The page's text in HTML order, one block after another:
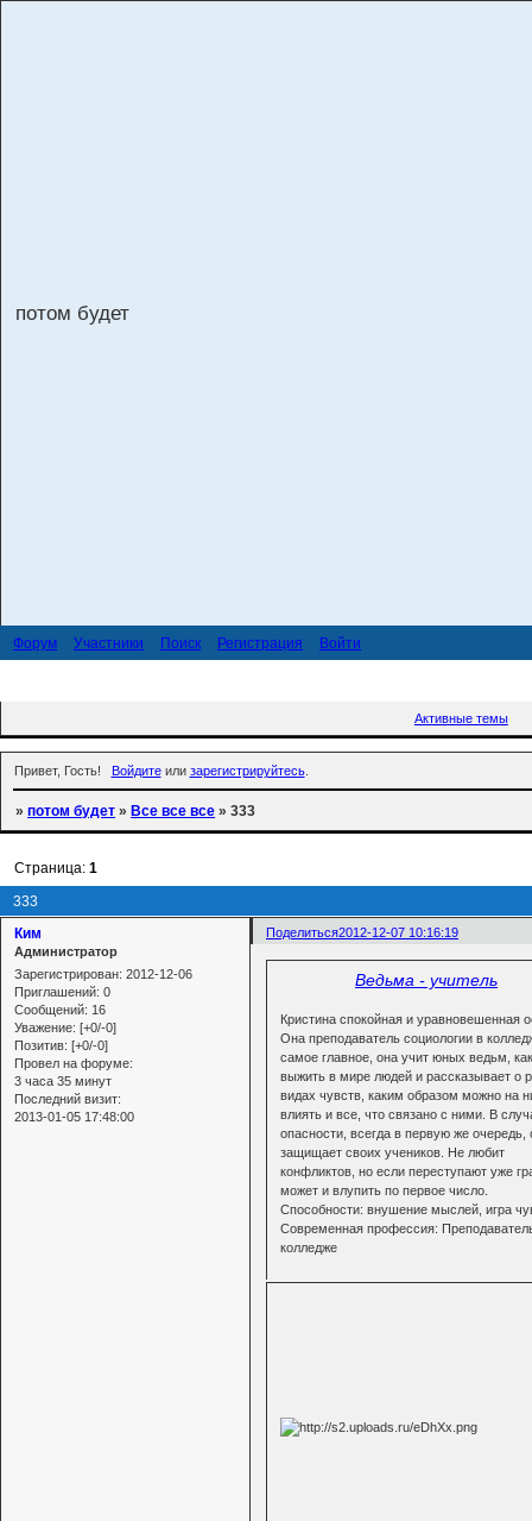
потом будет
Форум Участники Поиск Регистрация Войти
Активные темы
Привет, Гость! Войдитеили зарегистрируйтесь.
»потом будет »Все все все »333
333
Страница:1
Поделиться2012-12-07 10:16:19
Ким
Администратор
Зарегистрирован: 2012-12-06
Приглашений: 0
Сообщений: 16
Уважение: [+0/-0]
Позитив: [+0/-0]
Провел на форуме:
3 часа 35 минут
Последний визит:
2013-01-05 17:48:00
Ведьма - учитель
Кристина спокойная и уравновешенная
Она преподаватель социологии в
самое главное, она учит юных ведьм,
выжить в мире людей и рассказывает о
видах чувств, каким образом можно на
влиять и все, что связано с ними. В
опасности, всегда в первую же очередь,
защищает своих учеников. Не любит
конфликтов, но если переступают уже
может и влупить по первое число.
Способности: внушение мыслей, игра
Современная профессия:
колледже